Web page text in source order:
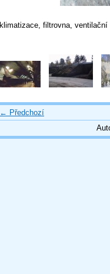
klimatizace, filtrovna, ventilační
← Předchozí